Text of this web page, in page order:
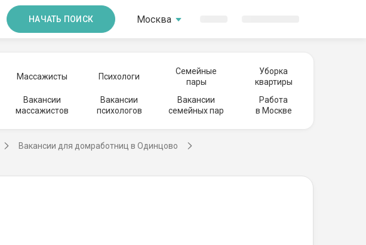
НАЧАТЬ ПОИСК Москва
Массажисты Психологи
Семейные
пары
Уборка
квартиры
Вакансии
массажистов
Вакансии
психологов
Вакансии
семейных пар
Работа
в Москве
Вакансии для домработниц в Одинцово